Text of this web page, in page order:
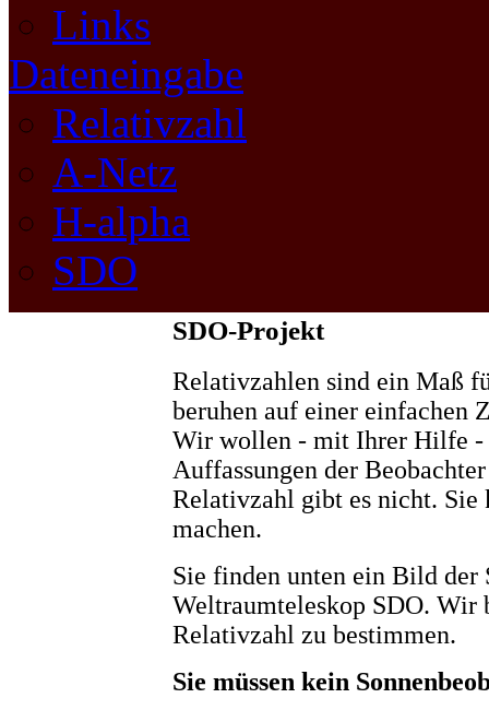
Links
Dateneingabe
Relativzahl
A-Netz
H-alpha
SDO
SDO-Projekt
Relativzahlen sind ein Maß
beruhen auf einer einfachen
Wir wollen - mit Ihrer Hilfe -
Auffassungen der
Relativzahl gibt es nicht. Sie
machen.
Sie finden unten ein Bild der
Weltraumteleskop SDO.
Relativzahl zu bestimmen.
Sie müssen kein